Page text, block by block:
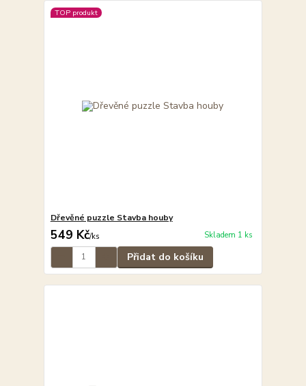
TOP produkt
Dřevěné puzzle Stavba houby
549 Kč/ks Skladem 1 ks
Přidat do košíku